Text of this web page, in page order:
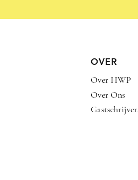
OVER
Over HWP
Over Ons